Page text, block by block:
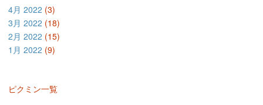
4月 2022 (3)
3月 2022 (18)
2月 2022 (15)
1月 2022 (9)
ピクミン一覧